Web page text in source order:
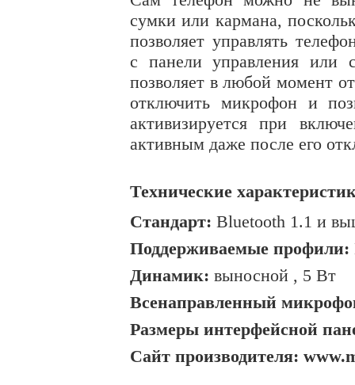
сумки или кармана,
позволяет управлять
с панели управления
позволяет в любой момент
отключить микрофон и
активизируется при
активным даже после его
Технические
Стандарт: Bluetooth 1.1 и
Поддерживаемые профили:
Динамик: выносной , 5 Вт
Всенаправленный
Размеры интерфейсной
Сайт производителя: